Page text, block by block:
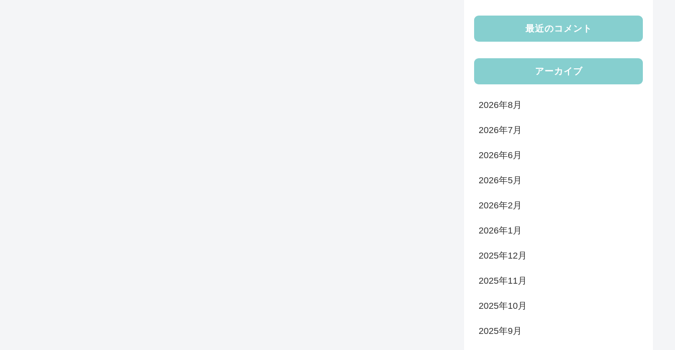
最近のコメント
アーカイブ
2026年8月
2026年7月
2026年6月
2026年5月
2026年2月
2026年1月
2025年12月
2025年11月
2025年10月
2025年9月